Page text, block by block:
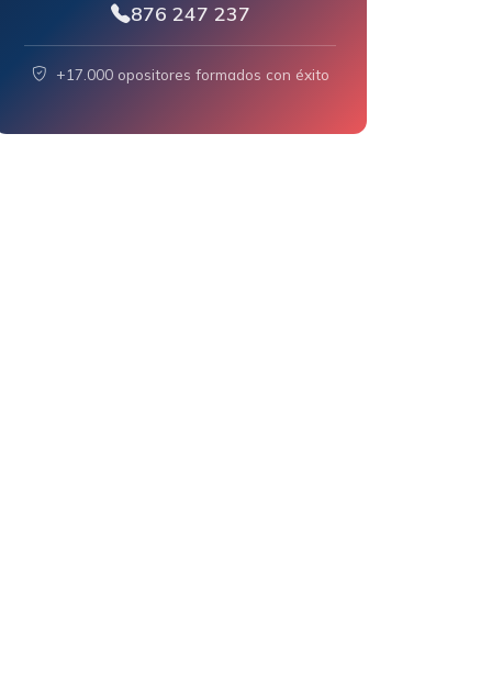
876 247 237
+17.000 opositores formados con éxito